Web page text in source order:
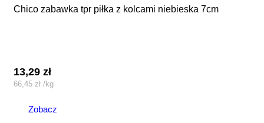
chico zabawka tpr piłka z kolcami niebieska 7cm
13,29zł
66,45 zł /kg
Zobacz